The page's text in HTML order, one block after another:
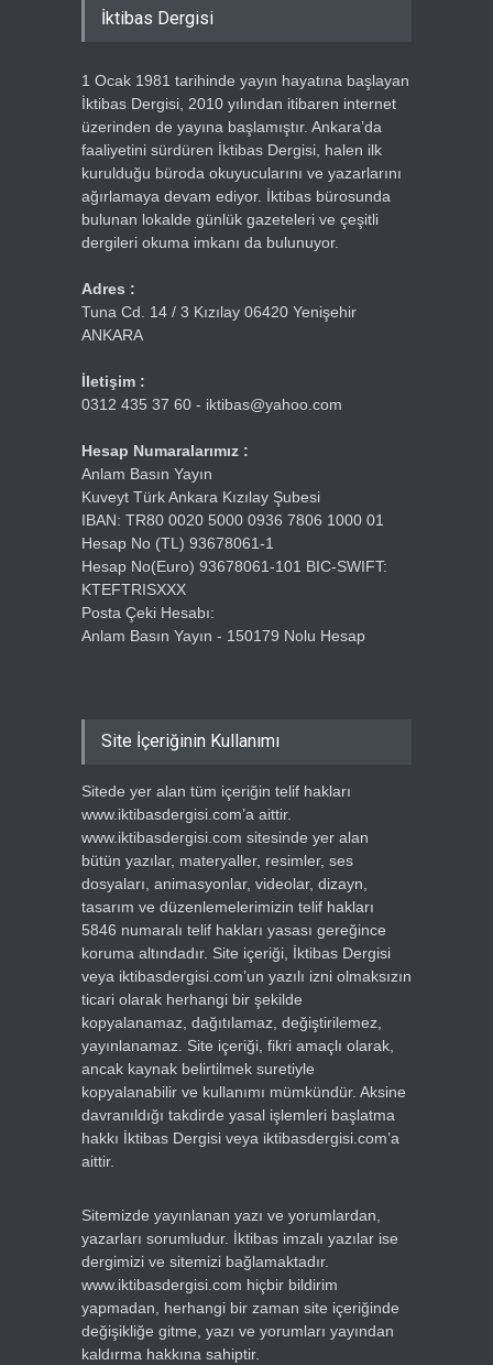
İktibas Dergisi
1 Ocak 1981 tarihinde yayın hayatına başlayan
İktibas Dergisi, 2010 yılından itibaren internet
üzerinden de yayına başlamıştır. Ankara’da
faaliyetini sürdüren İktibas Dergisi, halen ilk
kurulduğu büroda okuyucularını ve yazarlarını
ağırlamaya devam ediyor. İktibas bürosunda
bulunan lokalde günlük gazeteleri ve çeşitli
dergileri okuma imkanı da bulunuyor.
Adres :
Tuna Cd. 14 / 3 Kızılay 06420 Yenişehir
ANKARA
İletişim :
0312 435 37 60 - iktibas@yahoo.com
Hesap Numaralarımız :
Anlam Basın Yayın
Kuveyt Türk Ankara Kızılay Şubesi
IBAN: TR80 0020 5000 0936 7806 1000 01
Hesap No (TL) 93678061-1
Hesap No(Euro) 93678061-101 BIC-SWIFT:
KTEFTRISXXX
Posta Çeki Hesabı:
Anlam Basın Yayın - 150179 Nolu Hesap
Site İçeriğinin Kullanımı
Sitede yer alan tüm içeriğin telif hakları
www.iktibasdergisi.com’a aittir.
www.iktibasdergisi.com sitesinde yer alan
bütün yazılar, materyaller, resimler, ses
dosyaları, animasyonlar, videolar, dizayn,
tasarım ve düzenlemelerimizin telif hakları
5846 numaralı telif hakları yasası gereğince
koruma altındadır. Site içeriği, İktibas Dergisi
veya iktibasdergisi.com’un yazılı izni olmaksızın
ticari olarak herhangi bir şekilde
kopyalanamaz, dağıtılamaz, değiştirilemez,
yayınlanamaz. Site içeriği, fikri amaçlı olarak,
ancak kaynak belirtilmek suretiyle
kopyalanabilir ve kullanımı mümkündür. Aksine
davranıldığı takdirde yasal işlemleri başlatma
hakkı İktibas Dergisi veya iktibasdergisi.com’a
aittir.
Sitemizde yayınlanan yazı ve yorumlardan,
yazarları sorumludur. İktibas imzalı yazılar ise
dergimizi ve sitemizi bağlamaktadır.
www.iktibasdergisi.com hiçbir bildirim
yapmadan, herhangi bir zaman site içeriğinde
değişikliğe gitme, yazı ve yorumları yayından
kaldırma hakkına sahiptir.